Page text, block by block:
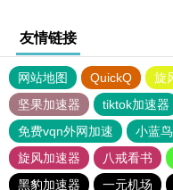
友情链接
网站地图 QuickQ 旋
坚果加速器
tiktok加速器
免费vqn外网加速
小蓝鸟
旋风加速器
八戒看书
黑豹加速器
一元机场